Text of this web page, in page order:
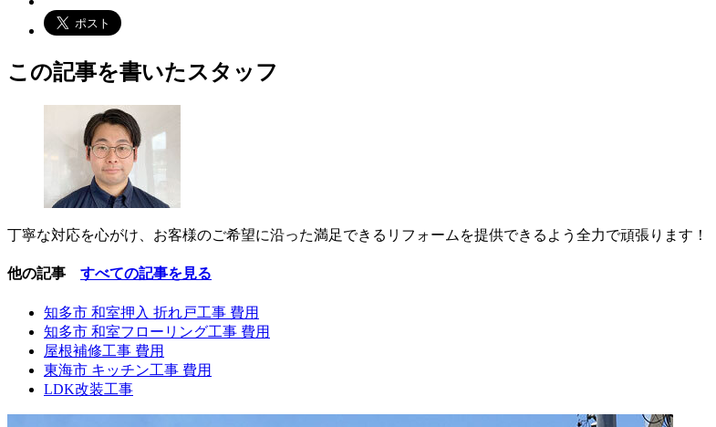
この記事を書いたスタッフ
丁寧な対応を心がけ、お客様のご希望に沿った満足できるリフォームを提供できるよう全力で頑張ります！
他の記事 すべての記事を見る
知多市 和室押入 折れ戸工事 費用
知多市 和室フローリング工事 費用
屋根補修工事 費用
東海市 キッチン工事 費用
LDK改装工事